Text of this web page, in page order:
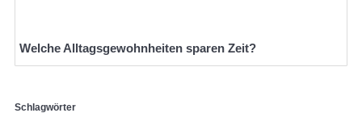
Welche Alltagsgewohnheiten sparen Zeit?
Schlagwörter